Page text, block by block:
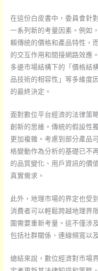
在這份白皮書中，委員會針
一系列新的考量因素。例如
賴傳統的價格和產品特性，
的交互作用和間接網路效應
多邊市場結構下的「價格結
品技術的相容性」等多維度
的最終決定。
面對數位平台經濟的法律策
創新的思維。傳統的假設性
更加複雜。考慮到部分產品
格變動作為分析的基礎已不
的品質變化、用戶資訊的價
真實需求。
此外，地理市場的界定也受
消費者可以輕鬆跨越地理界
圍需要重新考量。這不僅涉
包括社群關係、連線頻寬以
總結來說，數位經濟對市場